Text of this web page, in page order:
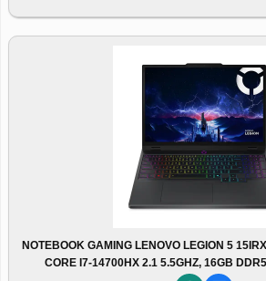
NOTEBOOK GAMING LENOVO LEGION 5
CORE I7-14700HX 2.1 5.5GHZ, 16GB